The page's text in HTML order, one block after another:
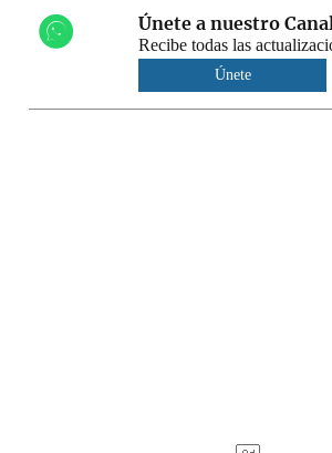
Únete a nuestro
Recibe todas las
Únete